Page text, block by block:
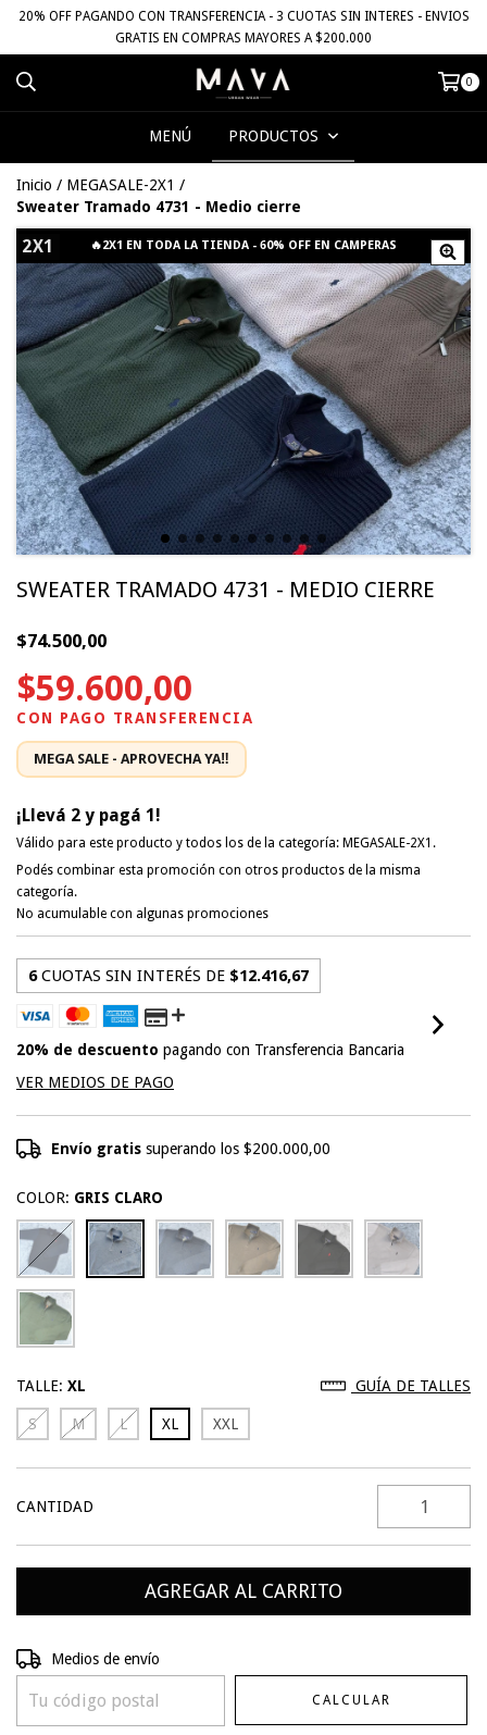
20% OFF PAGANDO CON TRANSFERENCIA - 3 CUOTAS SIN INTERES - ENVIOS
GRATIS EN COMPRAS MAYORES A $200.000
0
MENÚ PRODUCTOS
Inicio / MEGASALE-2X1 /
Sweater Tramado 4731 - Medio cierre
2X1
SWEATER TRAMADO 4731 - MEDIO CIERRE
$74.500,00
$59.600,00
¡Llevá 2 y pagá 1!
Válido para este producto y todos los de la categoría: MEGASALE-2X1.
Podés combinar esta promoción con otros productos de la misma
categoría.
No acumulable con algunas promociones
6 CUOTAS SIN INTERÉS DE $12.416,67
20% de descuento pagando con Transferencia Bancaria
VER MEDIOS DE PAGO
Envío gratis superando los$200.000,00
COLOR: GRIS CLARO
TALLE: XL GUÍA DE TALLES
S M L XL XXL
CANTIDAD
Entregas para el CP:
Medios de envío
CALCULAR